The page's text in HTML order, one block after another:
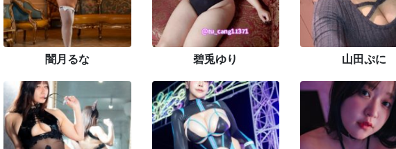
闇月るな 碧兎ゆり 山田ぷに